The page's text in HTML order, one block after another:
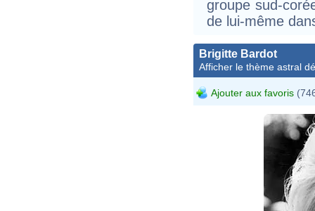
groupe sud-
de lui-même
Brigitte Bardot
Afficher le thème astral
Ajouter aux favoris